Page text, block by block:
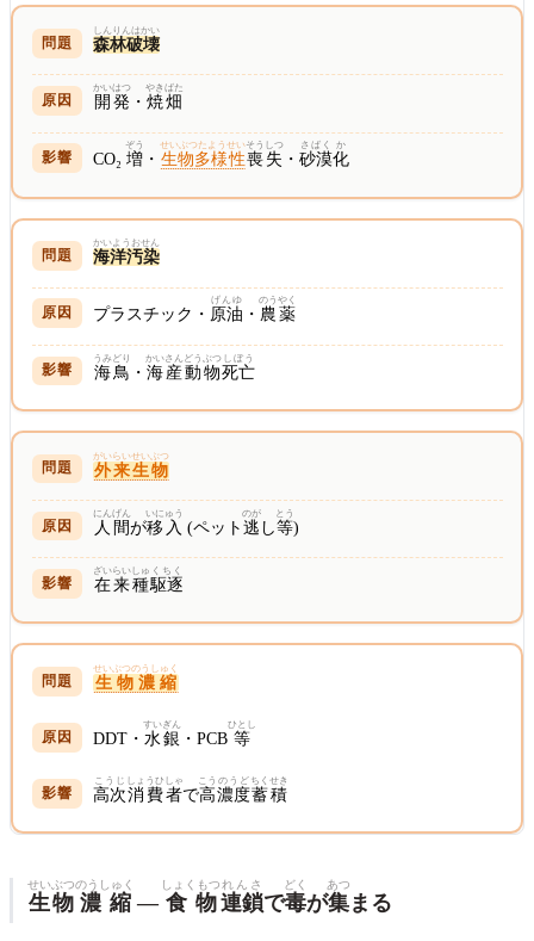
森林破壊
しんりんはかい
開発
かいはつ
・焼畑
やきばた
CO₂増
ぞう
・ 生物多様性
せいぶつたようせい
喪
そう
失
しつ
・砂漠
さばく
化
か
海洋汚染
かいようおせん
プラスチック・ 原油
げんゆ
・ 農薬
のうやく
海鳥
うみどり
・海産
かいさん
動物
どうぶつ
死亡
しぼう
外来生物
がいらいせいぶつ
人間
にんげん
が移入
いにゅう
(ペット逃
のが
し等
とう
)
在来
ざいらい
種
しゅ
駆逐
くちく
生物濃縮
せいぶつのうしゅく
DDT・水銀
すいぎん
・PCB 等
ひとし
高次
こうじ
消費
しょうひ
者
しゃ
で高
こう
濃度
のうど
蓄積
ちくせき
生物
せいぶつ
濃縮
のうしゅく
— 食物
しょくもつ
連鎖
れんさ
で毒
どく
が集
あつ
まる